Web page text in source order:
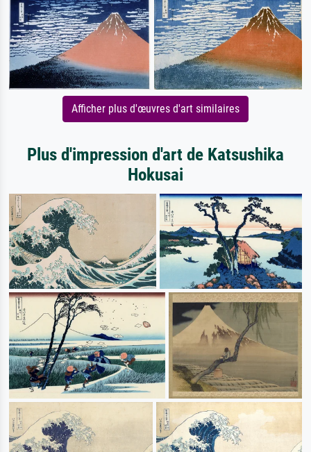
Afficher plus d'œuvres d'art similaires
Plus d'impression d'art de Katsushika
Hokusai